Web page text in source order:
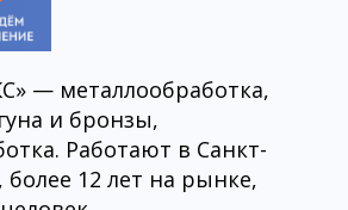
— металлообработка,
и бронзы,
Работают в Санкт-
более 12 лет на рынке,